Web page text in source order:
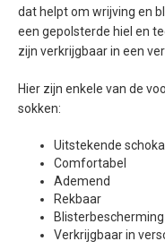
dat helpt om wrijving en
een gepolsterde hiel en
zijn verkrijgbaar in een
Hier zijn enkele van de
sokken:
Uitstekende
Comfortabel
Ademend
Rekbaar
Blisterbescherming
Verkrijgbaar in